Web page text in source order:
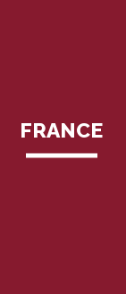
FRANCE